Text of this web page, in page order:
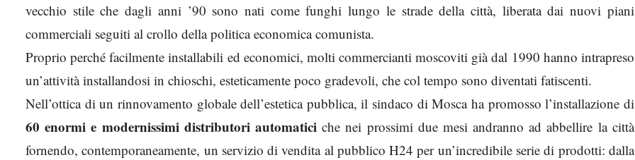
vecchio stile che dagli anni ’90 sono nati come funghi lungo le strade della città, liberata dai nuovi piani
commerciali seguiti al crollo della politica economica comunista.
Proprio perché facilmente installabili ed economici, molti commercianti moscoviti già dal 1990 hanno intrapreso
un’attività installandosi in chioschi, esteticamente poco gradevoli, che col tempo sono diventati fatiscenti.
Nell’ottica di un rinnovamento globale dell’estetica pubblica, il sindaco di Mosca ha promosso l’installazione di
60 enormi e modernissimi distributori automatici che nei prossimi due mesi andranno ad abbellire la città
fornendo, contemporaneamente, un servizio di vendita al pubblico H24 per un’incredibile serie di prodotti: dalla